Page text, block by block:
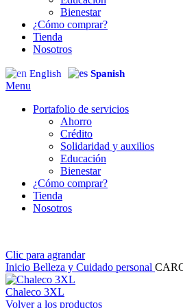
Bienestar
¿Cómo comprar?
Tienda
Nosotros
English Spanish
Menu
Portafolio de servicios
Ahorro
Crédito
Solidaridad y auxilios
Educación
Bienestar
¿Cómo comprar?
Tienda
Nosotros
Clic para agrandar
Inicio Belleza y Cuidado personal
Chaleco 3XL
Volver a los productos